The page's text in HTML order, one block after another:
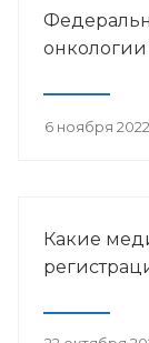
онкологии
6 ноября 2022
Какие